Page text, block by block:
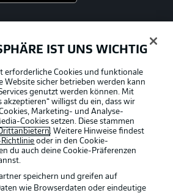
IST UNS WICHTIG
erforderliche Cookies und funktionale
Website sicher betrieben werden kann
genutzt werden können. Mit
akzeptieren“ willigst du ein, dass wir
Marketing- und Analyse-
Cookies setzen. Diese stammen
. Weitere Hinweise findest
oder in den Cookie-
du auch deine Cookie-Präferenzen
speichern und greifen auf
wie Browserdaten oder eindeutige